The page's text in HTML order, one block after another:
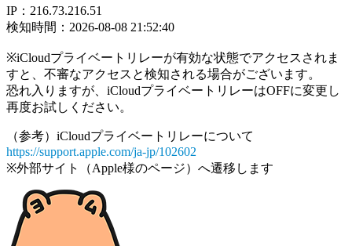
IP：216.73.216.51
検知時間：2026-08-08 21:52:40
※iCloudプライベートリレーが有効な状態でアクセスされま
すと、不審なアクセスと検知される場合がございます。
恐れ入りますが、iCloudプライベートリレーはOFFに変更し
再度お試しください。
（参考）iCloudプライベートリレーについて
https://support.apple.com/ja-jp/102602
※外部サイト（Apple様のページ）へ遷移します